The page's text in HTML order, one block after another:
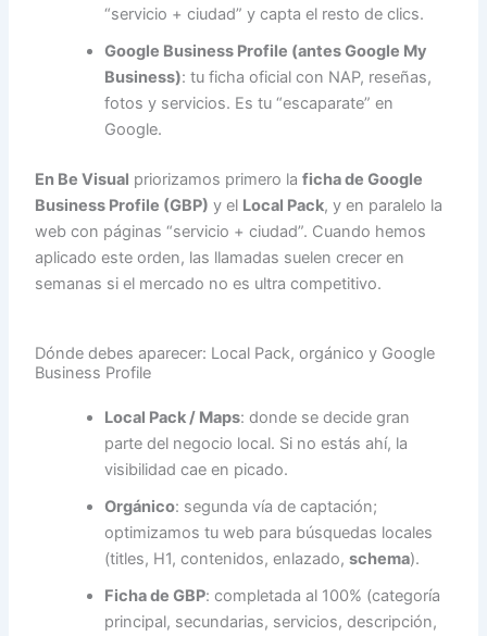
“servicio + ciudad” y capta el resto de clics.
Google Business Profile (antes Google My
Business): tu ficha oficial con NAP, reseñas,
fotos y servicios. Es tu “escaparate” en
Google.
En Be Visual priorizamos primero laficha de Google
Business Profile (GBP) y el Local Pack, y en paralelo la
web con páginas “servicio + ciudad”. Cuando hemos
aplicado este orden, las llamadas suelen crecer en
semanas si el mercado no es ultra competitivo.
Dónde debes aparecer: Local Pack, orgánico y Google
Business Profile
Local Pack / Maps: donde se decide gran
parte del negocio local. Si no estás ahí, la
visibilidad cae en picado.
Orgánico: segunda vía de captación;
optimizamos tu web para búsquedas locales
(titles, H1, contenidos, enlazado,schema).
Ficha de GBP: completada al 100% (categoría
principal, secundarias, servicios, descripción,